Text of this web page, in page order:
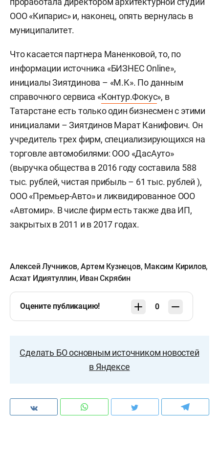
ООО «Кипарис» и, наконец, опять вернулась в
муниципалитет.
Что касается партнера Маненковой, то, по
информации источника «БИЗНЕС Online»,
инициалы Зиятдинова – «М.К». По данным
справочного сервиса «Контур.Фокус», в
Татарстане есть только один бизнесмен с этими
инициалами – Зиятдинов Марат Канифович. Он
учредитель трех фирм, специализирующихся на
торговле автомобилями: ООО «ДасАуто»
(выручка общества в 2016 году составила 588
тыс. рублей, чистая прибыль – 61 тыс. рублей ),
ООО «Премьер-Авто» и ликвидированное ООО
«Автомир». В числе фирм есть также два ИП,
закрытых в 2011 и в 2017 годах.
Алексей Лучников,Артем Кузнецов, Максим Кирилов,
Асхат Идиятуллин, Иван Скрябин
Оцените публикацию! 0
Сделать БО основным источником новостей
в Яндексе